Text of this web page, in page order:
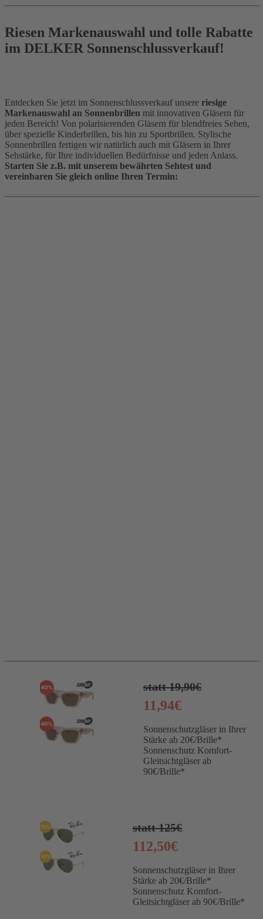
Riesen Markenauswahl und tolle Rabatte
im DELKER Sonnenschlussverkauf!
Entdecken Sie jetzt im Sonnenschlussverkauf unsere riesige
Markenauswahl an Sonnenbrillen mit innovativen Gläsern für
jeden Bereich! Von polarisierenden Gläsern für blendfreies Sehen,
über spezielle Kinderbrillen, bis hin zu Sportbrillen. Stylische
Sonnenbrillen fertigen wir natürlich auch mit Gläsern in Ihrer
Sehstärke, für Ihre individuellen Bedürfnisse und jeden Anlass.
Starten Sie z.B. mit unserem bewährten Sehtest und
vereinbaren Sie gleich online Ihren Termin:
statt 19,90€
11,94€
Sonnenschutzgläser in Ihrer
Stärke ab 20€/Brille*
Sonnenschutz Komfort-
Gleitsichtgläser ab
90€/Brille*
statt 125€
112,50€
Sonnenschutzgläser in Ihrer
Stärke ab 20€/Brille*
Sonnenschutz Komfort-
Gleitsichtgläser ab 90€/Brille*